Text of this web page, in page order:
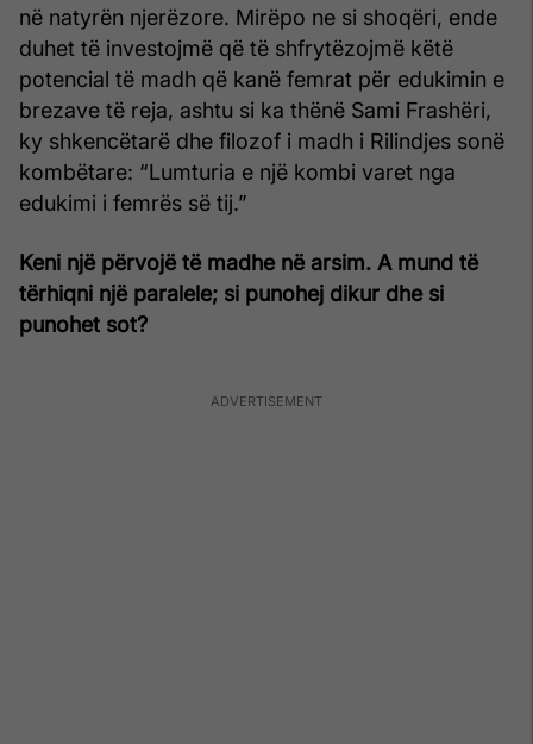
në natyrën njerëzore. Mirëpo ne si shoqëri, ende
duhet të investojmë që të shfrytëzojmë këtë
potencial të madh që kanë femrat për edukimin e
brezave të reja, ashtu si ka thënë Sami Frashëri,
ky shkencëtarë dhe filozof i madh i Rilindjes sonë
kombëtare: “Lumturia e një kombi varet nga
edukimi i femrës së tij.”
Keni një përvojë të madhe në arsim. A mund të
tërhiqni një paralele; si punohej dikur dhe si
punohet sot?